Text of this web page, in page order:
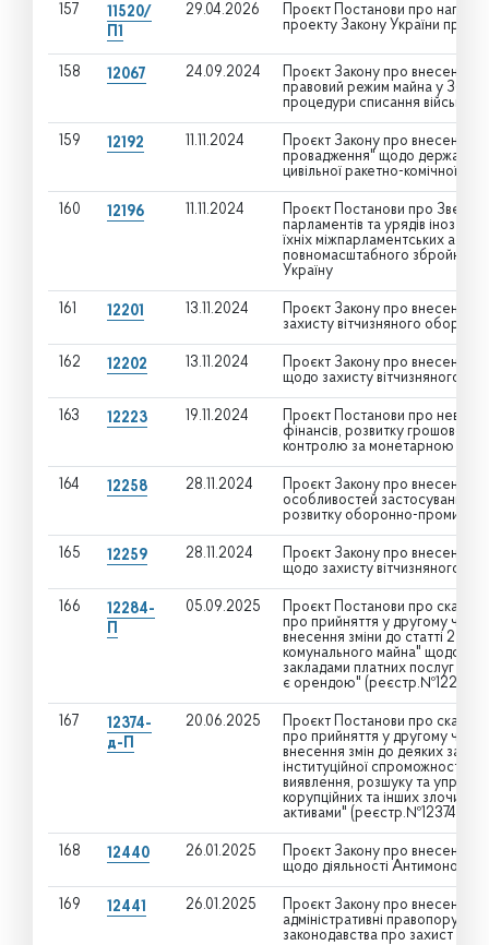
157
11520/
П1
29.04.2026
Проєкт Постанови про
проекту Закону України про
158 12067 24.09.2024
Проєкт Закону про внесення
правовий режим майна у
процедури списання
159 12192 11.11.2024
Проєкт Закону про внесення
провадження" щодо державної
цивільної ракетно-комічної
160 12196 11.11.2024
Проєкт Постанови про
парламентів та урядів
їхніх міжпарламентських
повномасштабного збройного
Україну
161 12201 13.11.2024
Проєкт Закону про внесення
захисту вітчизняного
162 12202 13.11.2024
Проєкт Закону про внесення
щодо захисту вітчизняного
163 12223 19.11.2024
Проєкт Постанови про
фінансів, розвитку грошово-
контролю за монетарною
164 12258 28.11.2024
Проєкт Закону про внесення
особливостей застосування
розвитку оборонно-
165 12259 28.11.2024
Проєкт Закону про внесення
щодо захисту вітчизняного
166
12284-
П
05.09.2025
Проєкт Постанови про
про прийняття у другому
внесення зміни до статті 2
комунального майна" щодо
закладами платних послуг у
є орендою" (реєстр.№12284
167
12374-
д-П
20.06.2025
Проєкт Постанови про
про прийняття у другому
внесення змін до деяких
інституційної спроможності
виявлення, розшуку та
корупційних та інших
активами" (реєстр.№12374-д
168 12440 26.01.2025
Проєкт Закону про внесення
щодо діяльності
169 12441 26.01.2025
Проєкт Закону про внесення
адміністративні
законодавства про захист